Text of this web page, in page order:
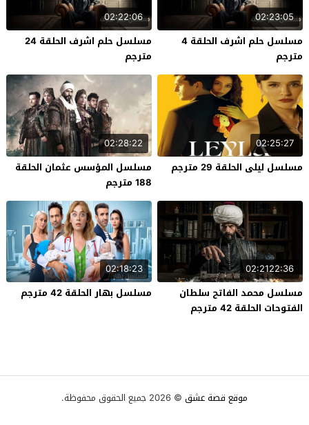
02:23:05
مسلسل حلم اشرف الحلقة 4
مترجم
02:22:06
مسلسل حلم اشرف الحلقة 24
مترجم
02:25:27
مسلسل ليلى الحلقة 29 مترجم
02:28:22
مسلسل المؤسس عثمان الحلقة
188 مترجم
02:2122:36
مسلسل محمد الفاتح سلطان
الفتوحات الحلقة 42 مترجم
02:18:23
مسلسل بهار الحلقة 42 مترجم
موقع قصة عشق © 2026 جميع الحقوق محفوظة.